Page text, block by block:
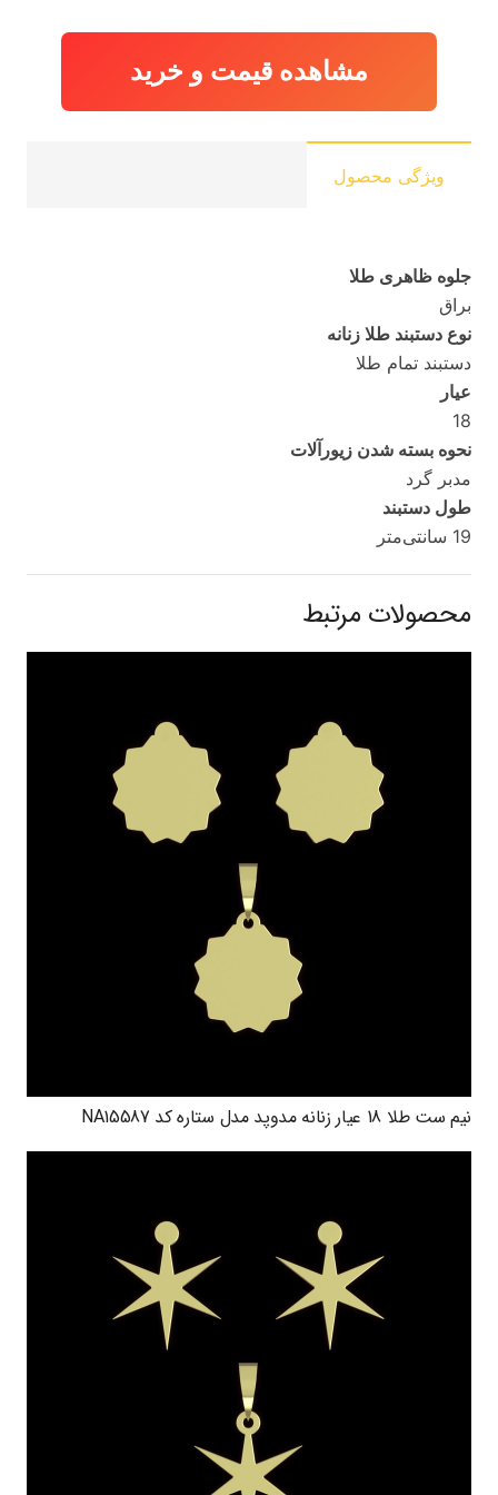
6,171,560 تومان
مشاهده قیمت و خرید
ویژگی محصول
جلوه ظاهری طلا
براق
نوع دستبند طلا زنانه
دستبند تمام طلا
عیار
18
نحوه بسته شدن زیورآلات
مدبر گرد
طول دستبند
19 سانتی‌متر
محصولات مرتبط
نیم ست طلا 18 عیار زنانه مدوپد مدل ستاره کد NA15587